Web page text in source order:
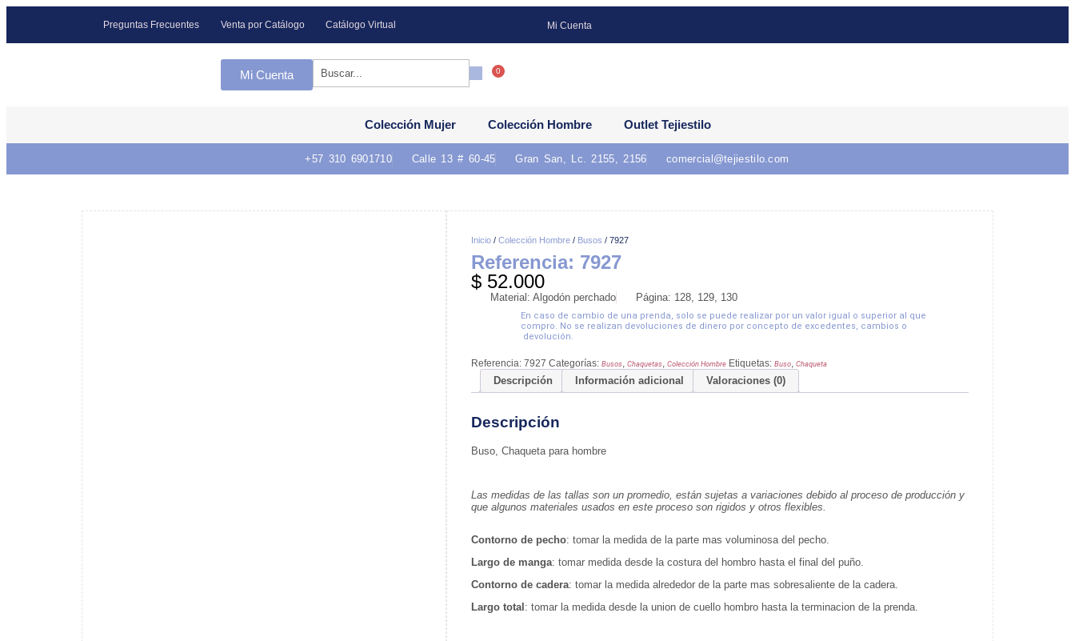
Preguntas Frecuentes Venta por Catálogo Catálogo Virtual Mi Cuenta
Mi Cuenta 0
Colección Mujer Colección Hombre Outlet Tejiestilo
+57 310 6901710 Calle 13 # 60-45 Gran San, Lc. 2155, 2156 comercial@tejiestilo.com
Inicio / Colección Hombre / Busos / 7927
Referencia: 7927
$ 52.000
Material: Algodón perchado Página: 128, 129, 130
En caso de cambio de una prenda, solo se puede realizar por un valor igual o superior al que
compro. No se realizan devoluciones de dinero por concepto de excedentes, cambios o
devolución.
Referencia: 7927 Categorías: Busos Chaquetas Colección Hombre Etiquetas: Buso Chaqueta
Descripción Información adicional Valoraciones (0)
Descripción
Buso, Chaqueta para hombre
Las medidas de las tallas son un promedio, están sujetas a variaciones debido al proceso de producción y
que algunos materiales usados en este proceso son rigidos y otros flexibles.
Contorno de pecho: tomar la medida de la parte mas voluminosa del pecho.
Largo de manga: tomar medida desde la costura del hombro hasta el final del puño.
Contorno de cadera: tomar la medida alrededor de la parte mas sobresaliente de la cadera.
Largo total : tomar la medida desde la union de cuello hombro hasta la terminacion de la prenda.